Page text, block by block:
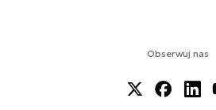
Obserwuj nas